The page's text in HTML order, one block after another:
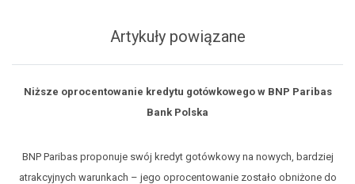
Artykuły powiązane
Niższe oprocentowanie kredytu gotówkowego w BNP Paribas
Bank Polska
BNP Paribas proponuje swój kredyt gotówkowy na nowych, bardziej
atrakcyjnych warunkach – jego oprocentowanie zostało obniżone do